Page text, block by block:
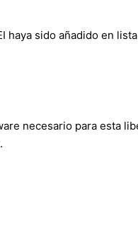
haya sido añadido en
necesario para esta